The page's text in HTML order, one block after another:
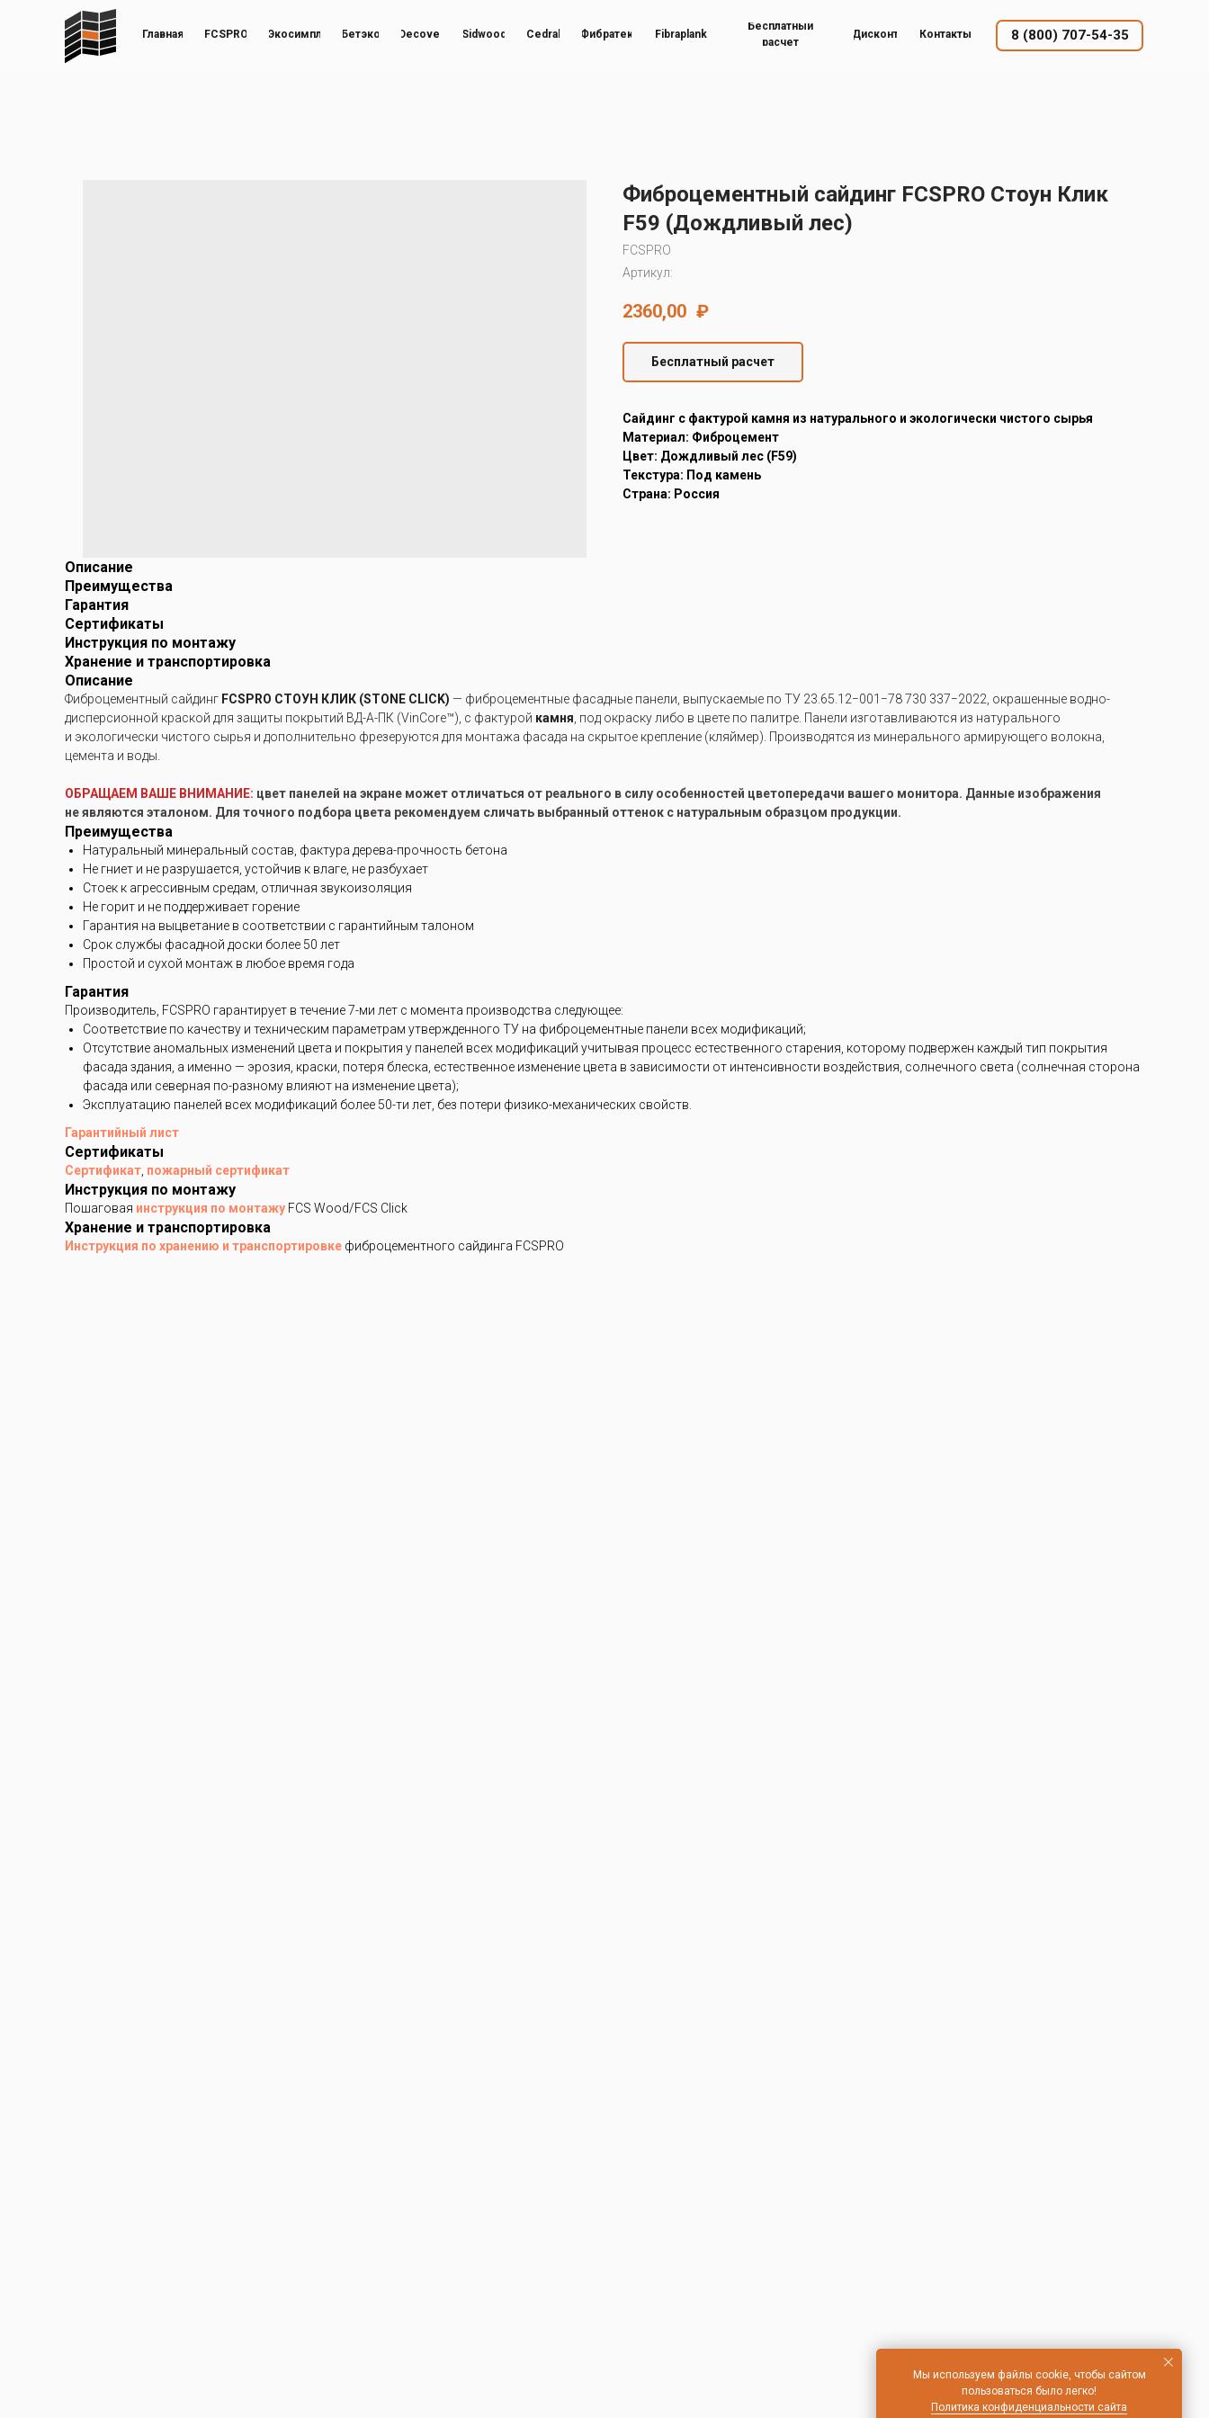
8 (800) 707-54-35
Главная FCSPRO Бетэко Decover Sidwood Cedral Фибратек
Бесплатный
расчет
Контакты
Дисконт
Экосимпл Fibraplank
Фиброцементный сайдинг FCSPRO Стоун Клик
F59 (Дождливый лес)
FCSPRO
Артикул:
2360,00 ₽
Бесплатный расчет
Cайдинг с фактурой камня из натурального и экологически чистого сырья
Материал: Фиброцемент
Цвет: Дождливый лес (F59)
Текстура: Под камень
Страна: Россия
Описание
Преимущества
Гарантия
Сертификаты
Инструкция по монтажу
Хранение и транспортировка
Описание
Фиброцементный сайдинг FCSPRO СТОУН КЛИК (STONE CLICK) — фиброцементные фасадные панели, выпускаемые по ТУ 23.65.12−001−78 730 337−2022, окрашенные водно-
дисперсионной краской для защиты покрытий ВД-А-ПК (VinCore™), с фактурой камня , под окраску либо в цвете по палитре. Панели изготавливаются из натурального
и экологически чистого сырья и дополнительно фрезеруются для монтажа фасада на скрытое крепление (кляймер). Производятся из минерального армирующего волокна,
цемента и воды.
ОБРАЩАЕМ ВАШЕ ВНИМАНИЕ: цвет панелей на экране может отличаться от реального в силу особенностей цветопередачи вашего монитора. Данные изображения
не являются эталоном. Для точного подбора цвета рекомендуем сличать выбранный оттенок с натуральным образцом продукции.
Преимущества
Натуральный минеральный состав, фактура дерева-прочность бетона
Не гниет и не разрушается, устойчив к влаге, не разбухает
Стоек к агрессивным средам, отличная звукоизоляция
Не горит и не поддерживает горение
Гарантия на выцветание в соответствии с гарантийным талоном
Срок службы фасадной доски более 50 лет
Простой и сухой монтаж в любое время года
Гарантия
Производитель, FCSPRO гарантирует в течение 7-ми лет с момента производства следующее:
Соответствие по качеству и техническим параметрам утвержденного ТУ на фиброцементные панели всех модификаций;
Отсутствие аномальных изменений цвета и покрытия у панелей всех модификаций учитывая процесс естественного старения, которому подвержен каждый тип покрытия
фасада здания, а именно — эрозия, краски, потеря блеска, естественное изменение цвета в зависимости от интенсивности воздействия, солнечного света (солнечная сторона
фасада или северная по-разному влияют на изменение цвета);
Эксплуатацию панелей всех модификаций более 50-ти лет, без потери физико-механических свойств.
Гарантийный лист
Сертификаты
Сертификат пожарный сертификат
Инструкция по монтажу
Пошаговая инструкция по монтажу FCS Wood/FCS Click
Хранение и транспортировка
Инструкция по хранению и транспортировке фиброцементного сайдинга FCSPRO
Мы используем файлы cookie, чтобы сайтом
пользоваться было легко!
Политика конфиденциальности сайта